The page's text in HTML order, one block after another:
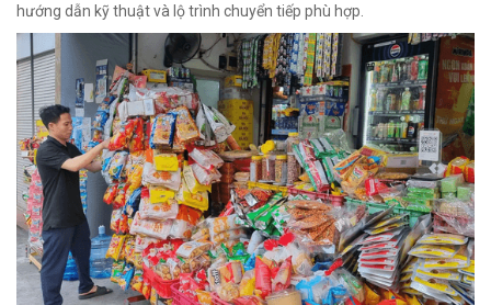
hướng dẫn kỹ thuật và lộ trình chuyển tiếp phù hợp.